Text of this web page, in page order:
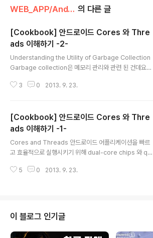
WEB_APP/Android 의 다른 글
[Cookbook] 안드로이드 Cores 와 Thre
ads 이해하기 -2-
Understanding the Utility of Garbage Collection
Garbage collection은 메모리 관리와 관련 된 건데요.
겁니다. 만약 프로그램에 의해 사용되어지는 메모리가 더
bage collector 에 의해 수행 됩니다. 메모리 할당과 re
cycle을 위해 잘 보고 있다가 할당하고 있던 프로그램이
더 이상 사용하지 않게 되면 다른 어플리케이션에 그것을
할당하는 거죠. Garbage collector는 메모리 할당이 특
정 한계점에 도달하면 자동으로 invoke 됩니다. 그래서 이
..
3 0 2013. 9. 23.
[Cookbook] 안드로이드 Cores 와 Thre
ads 이해하기 -1-
Cores and Threads 안드로이드 어플리케이션을 빠르
고 효율적으로 실행시키기 위해 dual-core chips 와 qu
이스에 적용되었습니다. 이런 multicore architecture
어플리케이션이 분할 되서 할당되어 그 성능을 최대치로
활용하는 겁니다. 어플리케이션을 효과적으로 운영하기 위
해서는 메모리 관리도 중요한데요. garbage collectgor
5 0 2013. 9. 23.
이 블로그 인기글